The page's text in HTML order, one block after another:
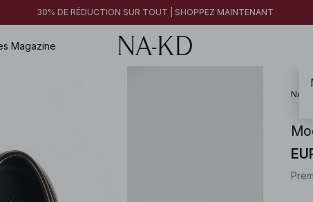
30% DE RÉDUCTION SUR TOUT | SHOPPEZ MAINTENANT
Magazine
NA-KD